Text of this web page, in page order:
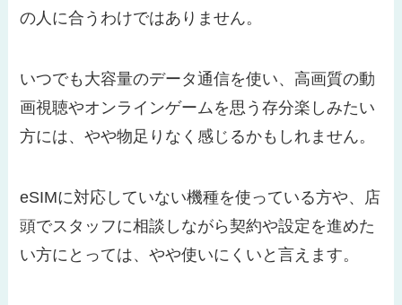
の人に合うわけではありません。
いつでも大容量のデータ通信を使い、高画質の動
画視聴やオンラインゲームを思う存分楽しみたい
方には、やや物足りなく感じるかもしれません。
eSIMに対応していない機種を使っている方や、店
頭でスタッフに相談しながら契約や設定を進めた
い方にとっては、やや使いにくいと言えます。